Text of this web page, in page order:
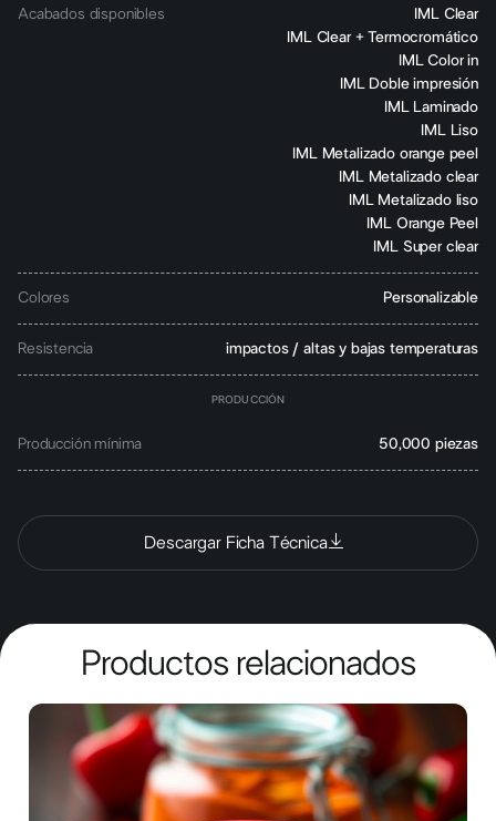
Acabados disponibles
IML Clear
IML Clear + Termocromático
IML Color in
IML Doble impresión
IML Laminado
IML Liso
IML Metalizado orange peel
IML Metalizado clear
IML Metalizado liso
IML Orange Peel
IML Super clear
Colores Personalizable
Resistencia impactos / altas y bajas temperaturas
PRODUCCIÓN
Producción mínima 50,000 piezas
Descargar Ficha Técnica
Productos relacionados